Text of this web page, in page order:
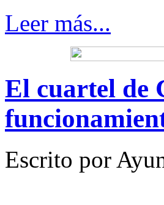
Leer más...
El cuartel de
Escrito por